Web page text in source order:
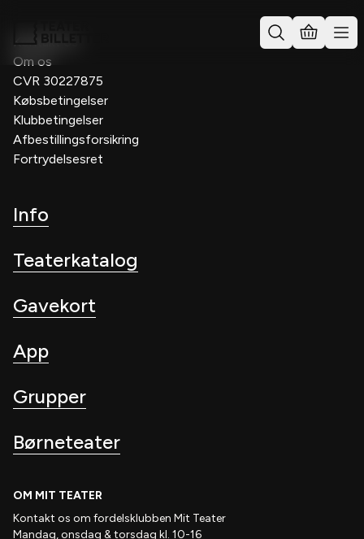
Kontakt os
Om os
CVR 30227875
Købsbetingelser
Klubbetingelser
Afbestillingsforsikring
Fortrydelsesret
Info
Teaterkatalog
Gavekort
App
Grupper
Børneteater
OM MIT TEATER
Kontakt os om fordelsklubben Mit Teater
Mandag, onsdag & torsdag kl. 10-16